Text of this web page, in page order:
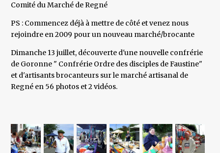
Comité du Marché de Regné
PS : Commencez déjà à mettre de côté et venez nous
rejoindre en 2009 pour un nouveau marché/brocante
Dimanche 13 juillet, découverte d'une nouvelle confrérie
de Goronne " Confrérie Ordre des disciples de Faustine"
et d'artisants brocanteurs sur le marché artisanal de
Regné en 56 photos et 2 vidéos.